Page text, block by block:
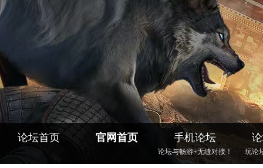
论坛首页 官网首页 手机论坛
论坛与畅游+无缝对接！ 玩论